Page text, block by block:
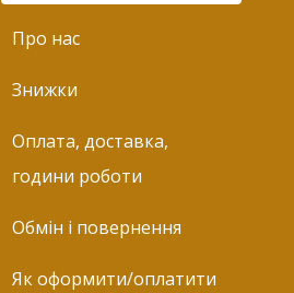
Про нас
Знижки
Оплата, доставка,
години роботи
Обмін і повернення
Як оформити/оплатити